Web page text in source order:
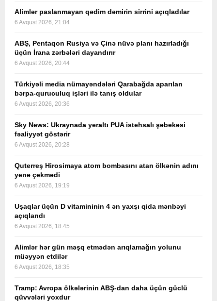
Alimlər paslanmayan qədim dəmirin sirrini açıqladılar
6 Avqust 2026, 21:04
ABŞ, Pentaqon Rusiya və Çinə nüvə planı hazırladığı
üçün İrana zərbələri dayandırır
6 Avqust 2026, 20:44
Türkiyəli media nümayəndələri Qarabağda aparılan
bərpa-quruculuq işləri ilə tanış oldular
6 Avqust 2026, 20:36
Sky News: Ukraynada yeraltı PUA istehsalı şəbəkəsi
fəaliyyət göstərir
6 Avqust 2026, 20:28
Quterreş Hirosimaya atom bombasını atan ölkənin adını
yenə çəkmədi
6 Avqust 2026, 19:19
Uşaqlar üçün D vitamininin 4 ən yaxşı qida mənbəyi
açıqlandı
6 Avqust 2026, 18:45
Alimlər hər gün məşq etmədən arıqlamağın yolunu
müəyyən etdilər
6 Avqust 2026, 18:35
Tramp: Avropa ölkələrinin ABŞ-dan daha üçün güclü
qüvvələri yoxdur